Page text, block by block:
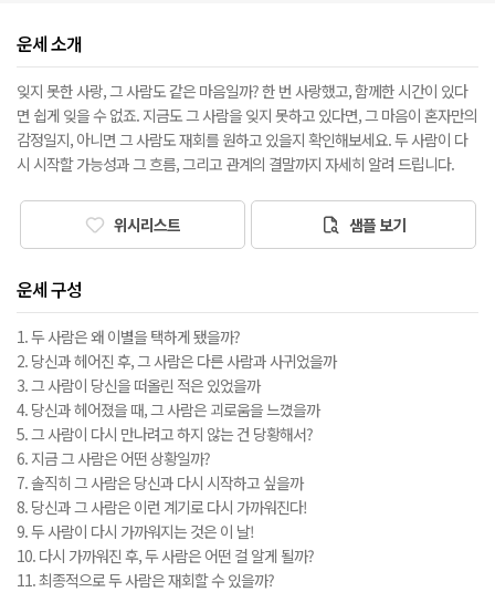
운세 소개
잊지 못한 사랑, 그 사람도 같은 마음일까? 한 번 사랑했고, 함께한 시간이 있다
면 쉽게 잊을 수 없죠. 지금도 그 사람을 잊지 못하고 있다면, 그 마음이 혼자만의
감정일지, 아니면 그 사람도 재회를 원하고 있을지 확인해보세요. 두 사람이 다
시 시작할 가능성과 그 흐름, 그리고 관계의 결말까지 자세히 알려 드립니다.
위시리스트 샘플 보기
운세 구성
1. 두 사람은 왜 이별을 택하게 됐을까?
2. 당신과 헤어진 후, 그 사람은 다른 사람과 사귀었을까
3. 그 사람이 당신을 떠올린 적은 있었을까
4. 당신과 헤어졌을 때, 그 사람은 괴로움을 느꼈을까
5. 그 사람이 다시 만나려고 하지 않는 건 당황해서?
6. 지금 그 사람은 어떤 상황일까?
7. 솔직히 그 사람은 당신과 다시 시작하고 싶을까
8. 당신과 그 사람은 이런 계기로 다시 가까워진다!
9. 두 사람이 다시 가까워지는 것은 이 날!
10. 다시 가까워진 후, 두 사람은 어떤 걸 알게 될까?
11. 최종적으로 두 사람은 재회할 수 있을까?